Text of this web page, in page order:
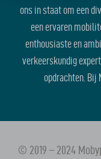
ons in staat om een
een ervaren
enthousiaste en
verkeerskundig
opdrachten. Bij
© 2019 – 2024